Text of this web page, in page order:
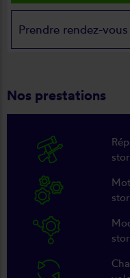
Prendre rendez-vous
Nos prestations